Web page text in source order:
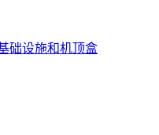
础设施和机顶盒